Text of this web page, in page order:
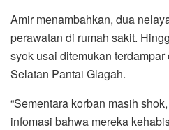
Amir menambahkan, dua
perawatan di rumah sakit.
syok usai ditemukan
Selatan Pantai Glagah.
“Sementara korban masih
infomasi bahwa mereka